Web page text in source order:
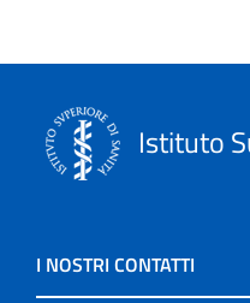
Istituto
I NOSTRI CONTATTI